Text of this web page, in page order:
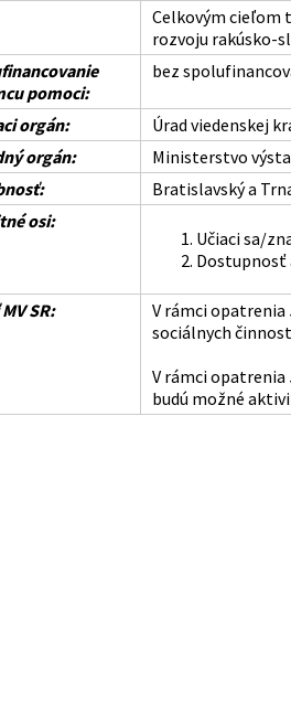
Celkovým cieľom
rozvoju rakúsko-
pomoci:
bez
orgán:
Úrad viedenskej
orgán:
Ministerstvo
Bratislavský a
osi:
Učiaci sa/
Dostupnosť
SR: V rámci opatrenia
sociálnych
V rámci opatrenia
budú možné